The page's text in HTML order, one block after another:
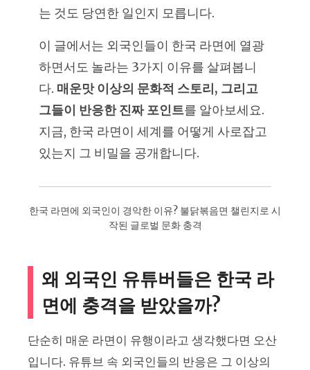
는 것도 당연한 일인지 모릅니다.
이 글에서는 외국인들이 한국 라면에 열광
하면서도 놀라는 3가지 이유를 살펴봅니
다. 매운맛 이상의 문화적 스토리, 그리고
그들이 반응한 진짜 포인트를 알아보세요.
지금, 한국 라면이 세계를 어떻게 사로잡고
있는지 그 비밀을 공개합니다.
한국 라면에 외국인이 경악한 이유? 불닭볶음면 챌린지로 시
작된 글로벌 문화 충격
왜 외국인 유튜버들은 한국 라
면에 충격을 받았을까?
단순히 매운 라면이 유행이라고 생각했다면 오산
입니다. 유튜브 속 외국인들의 반응은 그 이상의